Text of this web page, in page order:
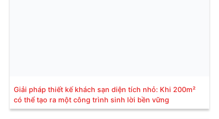
Giải pháp thiết kế khách sạn diện tích nhỏ: Khi 200m²
có thể tạo ra một công trình sinh lời bền vững